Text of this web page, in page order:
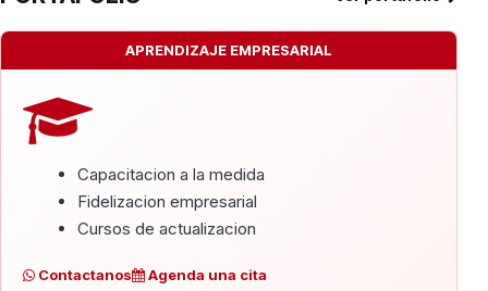
APRENDIZAJE EMPRESARIAL
Capacitacion a la medida
Fidelizacion empresarial
Cursos de actualizacion
Contactanos Agenda una cita